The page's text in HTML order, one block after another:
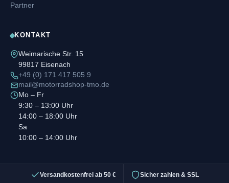
Partner
KONTAKT
Weimarische Str. 15
99817 Eisenach
+49 (0) 171 417 505 9
mail@motorradshop-tmo.de
Mo – Fr
9:30 – 13:00 Uhr
14:00 – 18:00 Uhr
Sa
10:00 – 14:00 Uhr
Versandkostenfrei ab 50 € Sicher zahlen & SSL